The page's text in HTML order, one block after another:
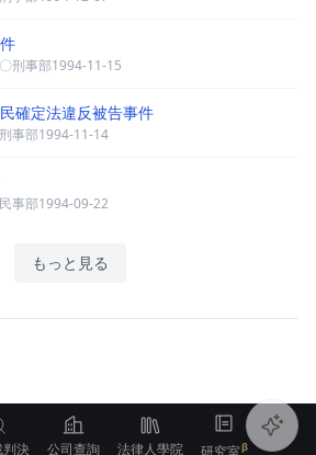
刑事部1994-11-15
確定法違反被告事件
事部1994-11-14
事部1994-09-22
もっと見る
決 公司查詢 法律人學院 研究室